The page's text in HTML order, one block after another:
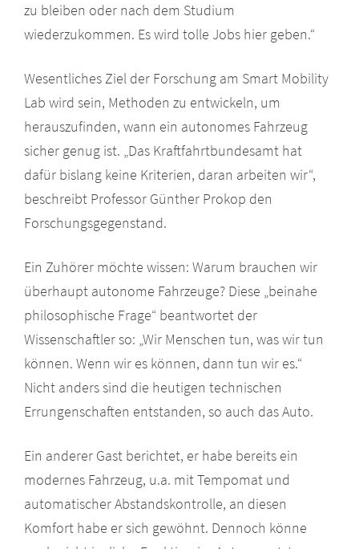
zu bleiben oder nach dem Studium
wiederzukommen. Es wird tolle Jobs hier geben.“
Wesentliches Ziel der Forschung am Smart Mobility
Lab wird sein, Methoden zu entwickeln, um
herauszufinden, wann ein autonomes Fahrzeug
sicher genug ist. „Das Kraftfahrtbundesamt hat
dafür bislang keine Kriterien, daran arbeiten wir“,
beschreibt Professor Günther Prokop den
Forschungsgegenstand.
Ein Zuhörer möchte wissen: Warum brauchen wir
überhaupt autonome Fahrzeuge? Diese „beinahe
philosophische Frage“ beantwortet der
Wissenschaftler so: „Wir Menschen tun, was wir tun
können. Wenn wir es können, dann tun wir es.“
Nicht anders sind die heutigen technischen
Errungenschaften entstanden, so auch das Auto.
Ein anderer Gast berichtet, er habe bereits ein
modernes Fahrzeug, u.a. mit Tempomat und
automatischer Abstandskontrolle, an diesen
Komfort habe er sich gewöhnt. Dennoch könne